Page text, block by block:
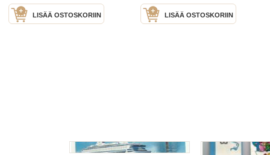
LISÄÄ OSTOSKORIIN LISÄÄ OSTOSKORIIN